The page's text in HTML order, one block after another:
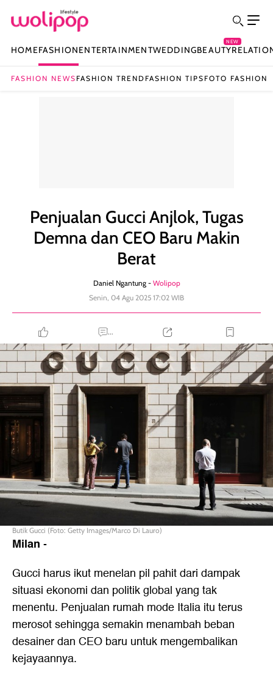
HOMEFASHIONENTERTAINMENTWEDDINGBEAUTY
NEW
FASHION NEWS FASHION TREND FASHION TIPS FOTO FASHION
Penjualan Gucci Anjlok, Tugas
Demna dan CEO Baru Makin
Berat
Daniel Ngantung - Wolipop
Senin, 04 Agu 2025 17:02 WIB
...
Butik Gucci (Foto: Getty Images/Marco Di Lauro)
Milan -
Gucci harus ikut menelan pil pahit dari dampak
situasi ekonomi dan politik global yang tak
menentu. Penjualan rumah mode Italia itu terus
merosot sehingga semakin menambah beban
desainer dan CEO baru untuk mengembalikan
kejayaannya.